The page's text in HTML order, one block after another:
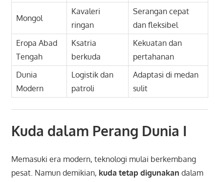
Mongol
Kavaleri
ringan
Serangan cepat
dan fleksibel
Eropa Abad
Tengah
Ksatria
berkuda
Kekuatan dan
pertahanan
Dunia
Modern
Logistik dan
patroli
Adaptasi di medan
sulit
Kuda dalam Perang Dunia I
Memasuki era modern, teknologi mulai berkembang
pesat. Namun demikian, kuda tetap digunakan dalam